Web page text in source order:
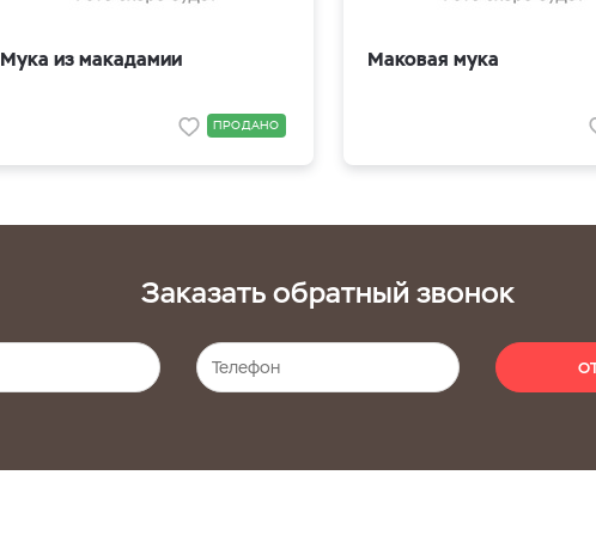
Мука из макадамии
ПРОДАНО
Маковая мука
Заказать обратный звонок